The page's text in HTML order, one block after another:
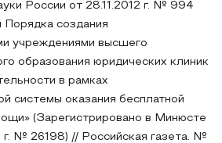
России от 28.11.2012 г. № 994
создания
учреждениями высшего
образования юридических клиник
в рамках
системы оказания бесплатной
(Зарегистрировано в Минюсте
г. № 26198) // Российская газета. №